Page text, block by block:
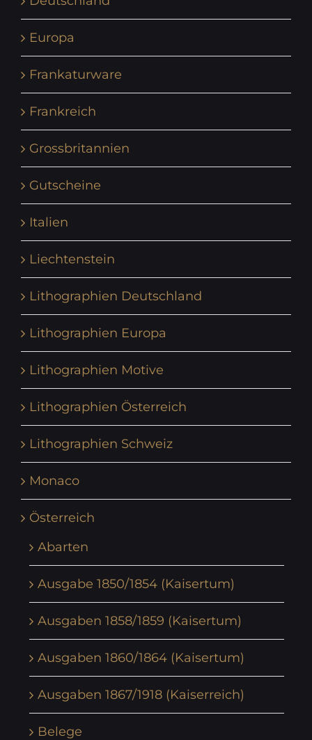
Europa
Frankaturware
Frankreich
Grossbritannien
Gutscheine
Italien
Liechtenstein
Lithographien Deutschland
Lithographien Europa
Lithographien Motive
Lithographien Österreich
Lithographien Schweiz
Monaco
Österreich
Abarten
Ausgabe 1850/1854 (Kaisertum)
Ausgaben 1858/1859 (Kaisertum)
Ausgaben 1860/1864 (Kaisertum)
Ausgaben 1867/1918 (Kaiserreich)
Belege